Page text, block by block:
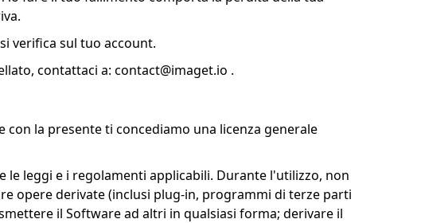
verifica sul tuo account.
contattaci a: contact@imaget.io .
la presente ti concediamo una licenza generale
leggi e i regolamenti applicabili. Durante l'utilizzo, non
opere derivate (inclusi plug-in, programmi di terze parti
il Software ad altri in qualsiasi forma; derivare il